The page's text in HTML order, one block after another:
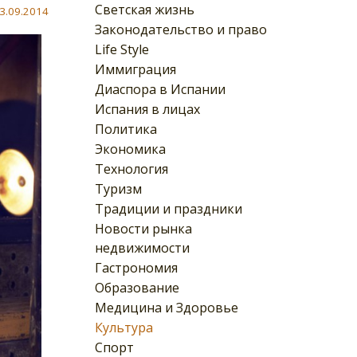
Светская жизнь
Законодательство и право
Life Style
Иммиграция
Диаспора в Испании
Испания в лицах
Политика
Экономика
Технология
Туризм
Традиции и праздники
Новости рынка
недвижимости
Гастрономия
Образование
Медицина и Здоровье
Культура
Спорт